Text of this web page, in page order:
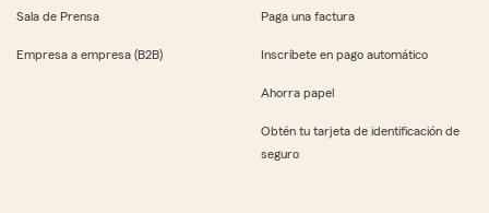
Sala de Prensa
Empresa a empresa (B2B)
Paga una factura
Inscríbete en pago automático
Ahorra papel
Obtén tu tarjeta de identificación de
seguro